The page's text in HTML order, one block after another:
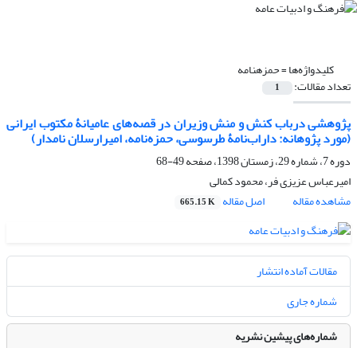
کلیدواژه‌ها =حمزهنامه
تعداد مقالات: 1
پژوهشی درباب کنش و منش وزیران در قصه‌های عامیانۀ مکتوب ایرانی
(مورد پژوهانه: داراب‌نامۀ طرسوسی، حمزه‌نامه، امیرارسلان نامدار)
دوره 7، شماره 29، زمستان 1398، صفحه
49-68
امیرعباس عزیزی فر، محمود کمالی
مشاهده مقاله
اصل مقاله 665.15 K
مقالات آماده انتشار
شماره جاری
شماره‌های پیشین نشریه